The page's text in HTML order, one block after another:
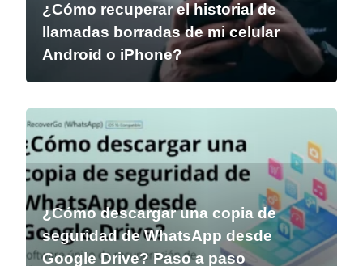
¿Cómo recuperar el historial de
llamadas borradas de mi celular
Android o iPhone?
¿Cómo descargar una copia de
seguridad de WhatsApp desde
Google Drive? Paso a paso